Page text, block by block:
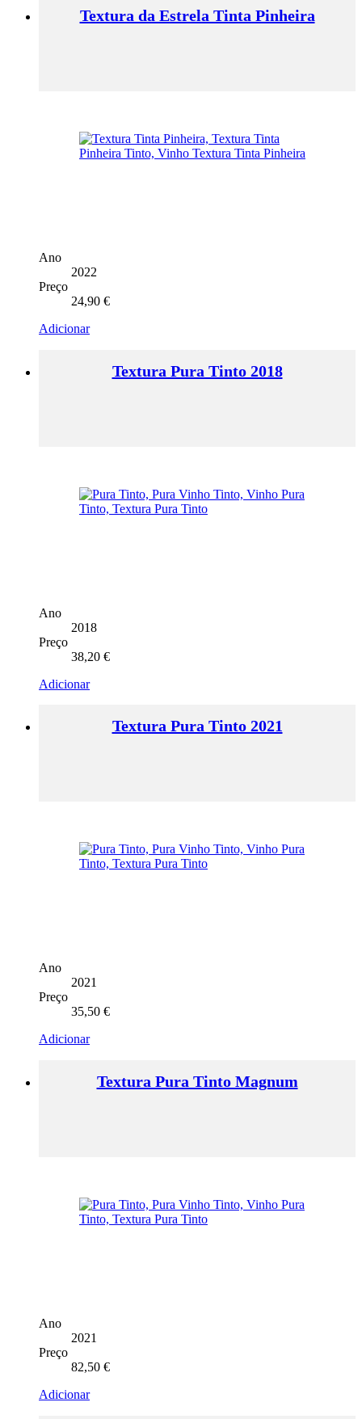
Textura da Estrela Tinta Pinheira
Ano
2022
Preço
24,90 €
Adicionar
Textura Pura Tinto 2018
Ano
2018
Preço
38,20 €
Adicionar
Textura Pura Tinto 2021
Ano
2021
Preço
35,50 €
Adicionar
Textura Pura Tinto Magnum
Ano
2021
Preço
82,50 €
Adicionar